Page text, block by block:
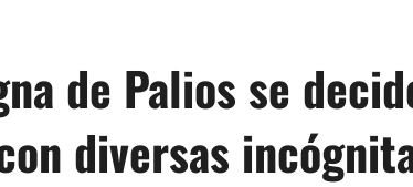
de Palios se
diversas